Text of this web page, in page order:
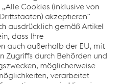
rammfähigen Untergrund